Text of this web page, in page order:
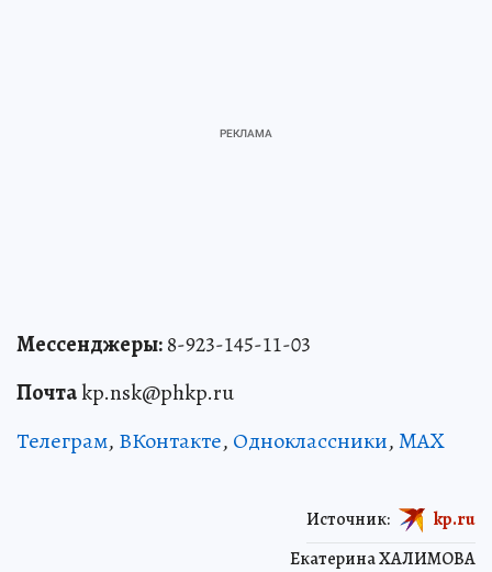
Мессенджеры:8-923-145-11-03
Почтаkp.nsk@phkp.ru
Телеграм, ВКонтакте, Одноклассники,MAX
Екатерина ХАЛИМОВА
Источник: kp.ru